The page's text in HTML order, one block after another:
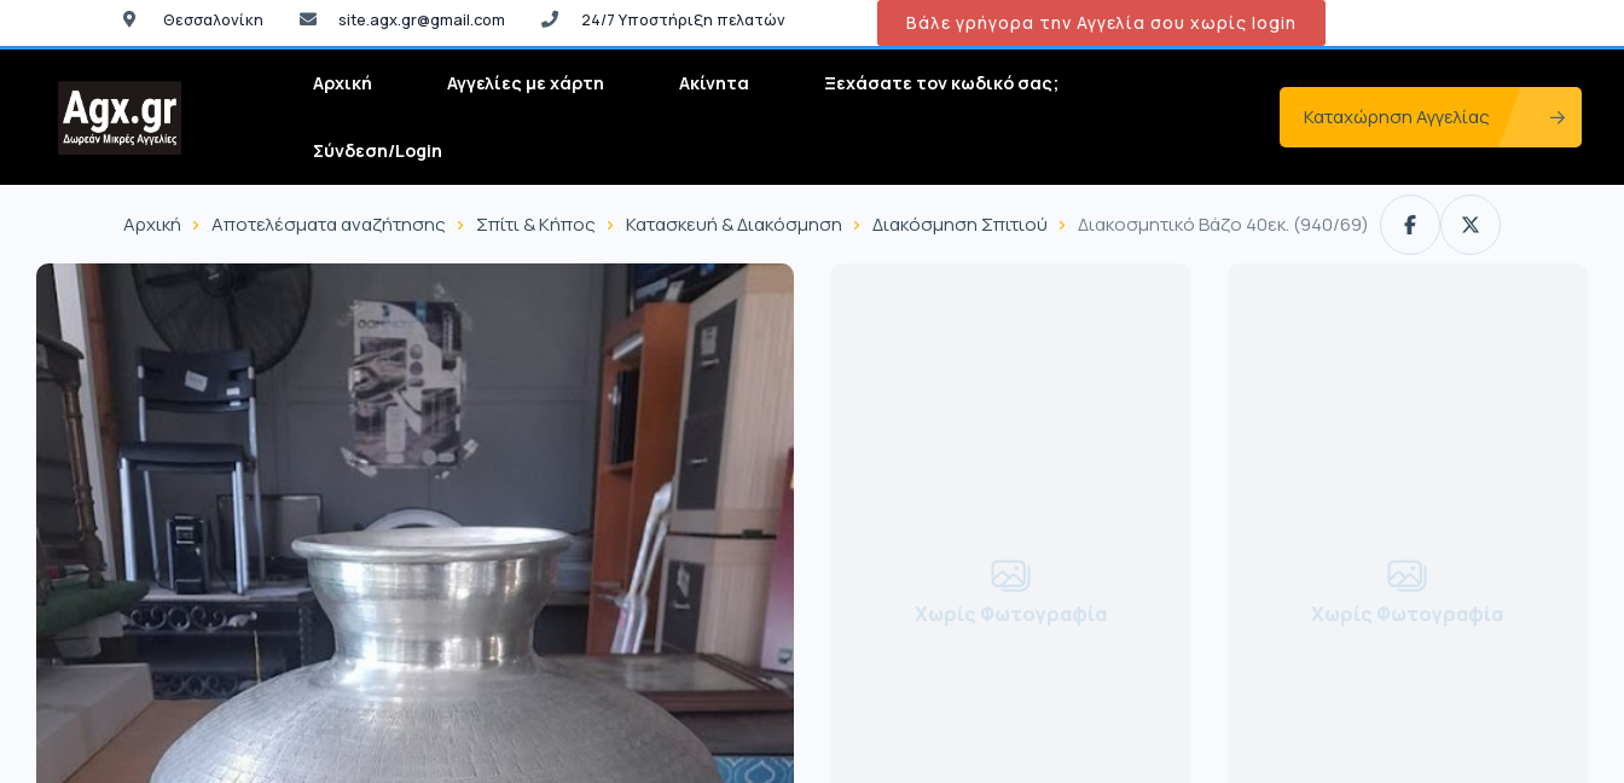
Θεσσαλονίκη site.agx.gr@gmail.com 24/7 Υποστήριξη πελατών Βάλε γρήγορα την Αγγελία σου χωρίς login
Αρχική Αγγελίες με χάρτη Ακίνητα Ξεχάσατε τον κωδικό σας;
Σύνδεση/Login
Καταχώρηση Αγγελίας
Αρχική Αποτελέσματα αναζήτησης Σπίτι & Κήπος Κατασκευή & Διακόσμηση Διακόσμηση Σπιτιού Διακοσμητικό Βάζο 40εκ. (940/69)
Χωρίς Φωτογραφία Χωρίς Φωτογραφία